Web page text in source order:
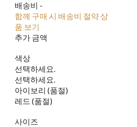
배송비 -
함께 구매 시 배송비 절약 상
품 보기
추가 금액
색상
선택하세요.
선택하세요.
아이보리 (품절)
레드 (품절)
사이즈